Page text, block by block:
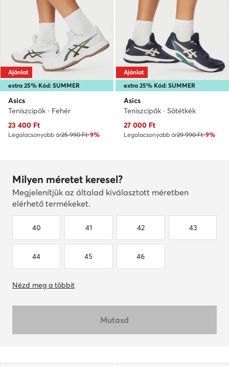
extra 25% Kód: SUMMER
Ajánlat
Asics
Teniszcipők · Fehér
Aktuális ár
23 400 Ft
Legalacsonyabb ár25 990 Ft-9%
extra 25% Kód: SUMMER
Ajánlat
Asics
Teniszcipők · Sötétkék
Aktuális ár
27 000 Ft
Legalacsonyabb ár29 990 Ft-9%
Milyen méretet keresel?
Megjelenítjük az általad kiválasztott méretben
elérhető termékeket.
40 41 42 43
44 45 46
Nézd meg a többit
Mutasd